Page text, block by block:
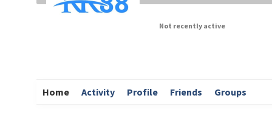
Not recently active
Home Activity Profile Friends Groups